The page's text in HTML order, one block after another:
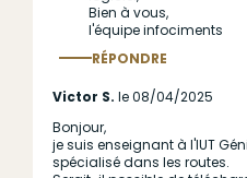
Bien à vous,
l'équipe infociments
Répondreau
RÉPONDRE
Victor S. le 08/04/2025
Bonjour,
je suis enseignant à l'IUT
spécialisé dans les routes.